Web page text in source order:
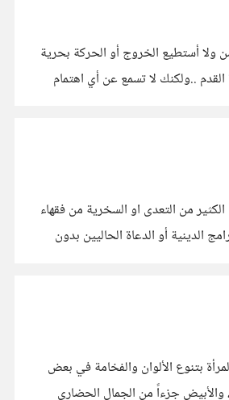
ولا أستطيع الخروج أو الحركة بحرية
..ولكنك لا تسمع عن أي اهتمام
من التعدى او السخرية من فقهاء
الدينية أو الدعاة الحاليين بدون
بتنوع الألوان والفخامة في بعض
والأبيض جزءاً من الجمال الحضاري